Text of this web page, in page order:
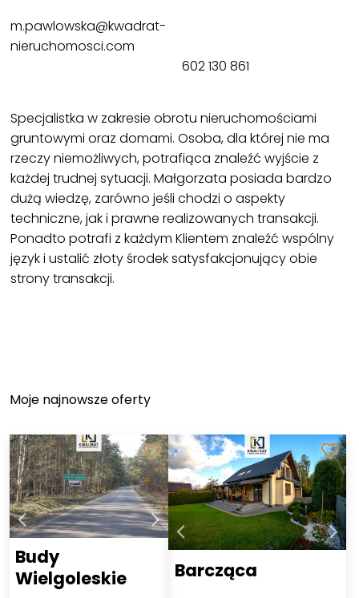
m.pawlowska@kwadrat-
nieruchomosci.com
602 130 861
Specjalistka w zakresie obrotu nieruchomościami
gruntowymi oraz domami. Osoba, dla której nie ma
rzeczy niemożliwych, potrafiąca znaleźć wyjście z
każdej trudnej sytuacji. Małgorzata posiada bardzo
dużą wiedzę, zarówno jeśli chodzi o aspekty
techniczne, jak i prawne realizowanych transakcji.
Ponadto potrafi z każdym Klientem znaleźć wspólny
język i ustalić złoty środek satysfakcjonujący obie
strony transakcji.
Moje najnowsze oferty
Budy
Wielgoleskie
Barcząca